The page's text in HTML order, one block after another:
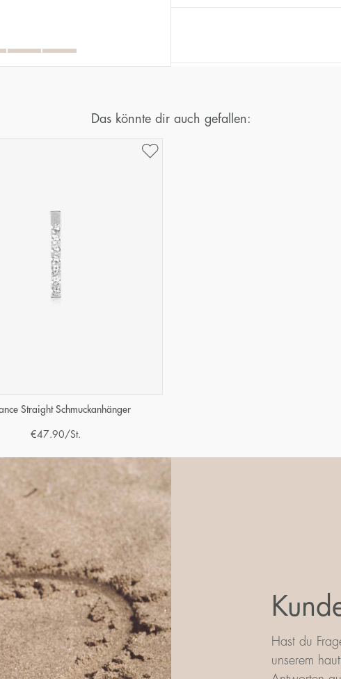
Das könnte dir auch gefallen:
Straight Schmuckanhänger
€47.90/St.
Hast du
unserem